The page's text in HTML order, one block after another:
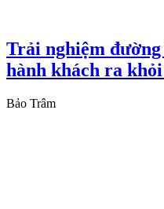
Trải nghiệm
hành khách ra
Bảo Trâm